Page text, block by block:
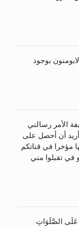
بوجود
الأمر رسالتي
أن أحصل على
مؤخرا في قناتكم
في تقبلوا مني
عَلَى الصَّلَوَاتِ